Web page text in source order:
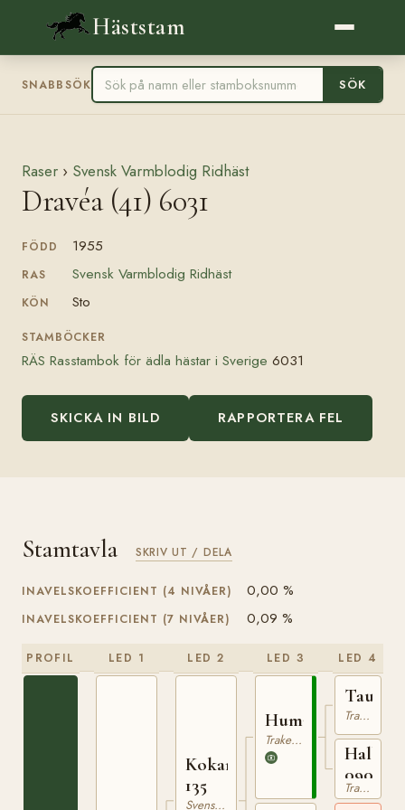
Häststam
SNABBSÖK SÖK
Raser › Svensk Varmblodig Ridhäst
Dravéa (41) 6031
FÖDD 1955
RAS Svensk Varmblodig Ridhäst
KÖN Sto
STAMBÖCKER
RÄS Rasstambok för ädla hästar i Sverige 6031
SKICKA IN BILD RAPPORTERA FEL
Stamtavla SKRIV UT / DELA
INAVELSKOEFFICIENT (4 NIVÅER) 0,00 %
INAVELSKOEFFICIENT (7 NIVÅER) 0,09 %
PROFIL LED 1 LED 2
Kokard
135
Svensk Varmblodig Ridhäst
LED 3
Humanist
Trakehner
LED 4
Trakehner
Halbe
Trakehner